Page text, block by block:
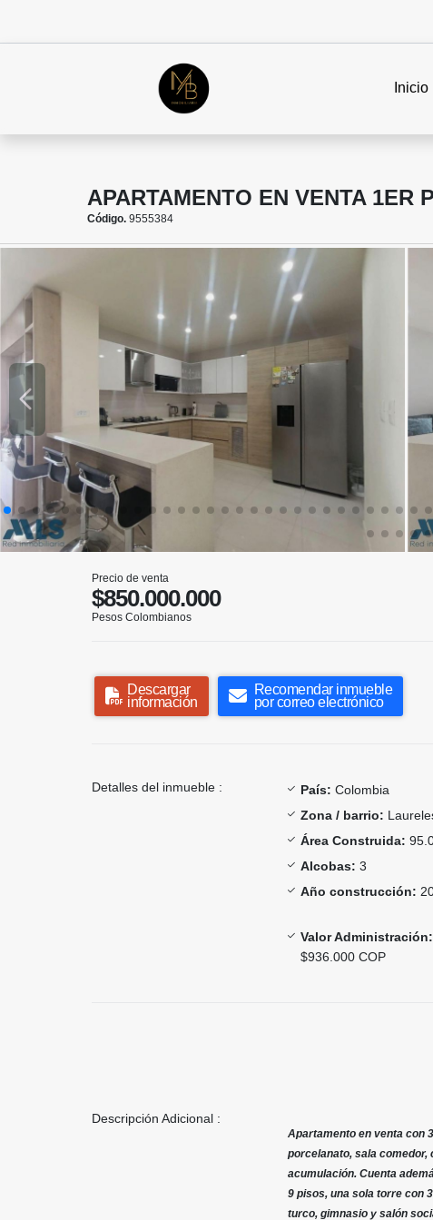
Inicio
APARTAMENTO EN VENTA 1ER
Código. 9555384
Precio de venta
$850.000.000
Pesos Colombianos
Descargar
información
Recomendar inmueble
por correo electrónico
Detalles del inmueble : País: Colombia
Zona / barrio:
Área Construida:
Alcobas: 3
Año construcción:
Valor Administración:
$936.000 COP
Descripción Adicional :
Apartamento en venta con
porcelanato, sala comedor,
acumulación. Cuenta
9 pisos, una sola torre con
turco, gimnasio y salón